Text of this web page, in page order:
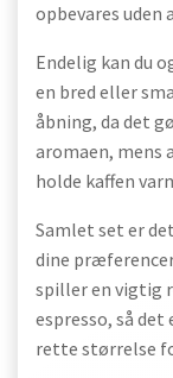
opbevares uden
Endelig kan du
en bred eller
åbning, da det
aromaen, mens
holde kaffen
Samlet set er
dine
spiller en vigtig
espresso, så
rette størrelse